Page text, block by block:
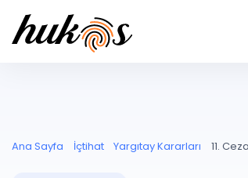
Ana Sayfa İçtihat Yargıtay Kararları 11.